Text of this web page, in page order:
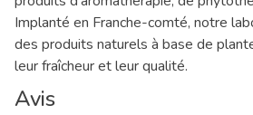
Implanté en Franche-comté, notre
des produits naturels à base de
leur fraîcheur et leur qualité.
Avis